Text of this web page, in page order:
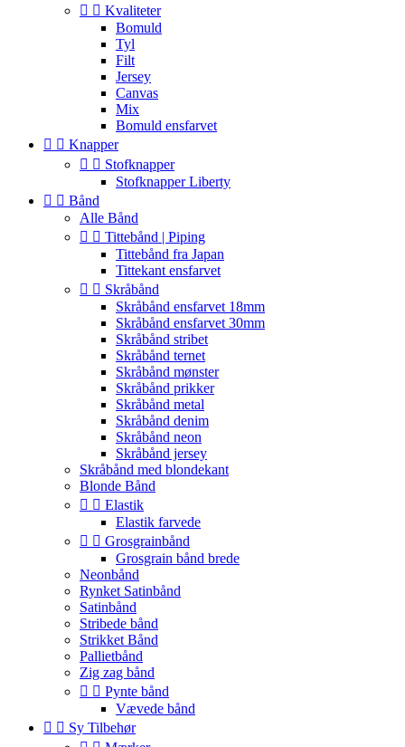
  Kvaliteter
Bomuld
Tyl
Filt
Jersey
Canvas
Mix
Bomuld ensfarvet
  Knapper
  Stofknapper
Stofknapper Liberty
  Bånd
Alle Bånd
  Tittebånd | Piping
Tittebånd fra Japan
Tittekant ensfarvet
  Skråbånd
Skråbånd ensfarvet 18mm
Skråbånd ensfarvet 30mm
Skråbånd stribet
Skråbånd ternet
Skråbånd mønster
Skråbånd prikker
Skråbånd metal
Skråbånd denim
Skråbånd neon
Skråbånd jersey
Skråbånd med blondekant
Blonde Bånd
  Elastik
Elastik farvede
  Grosgrainbånd
Grosgrain bånd brede
Neonbånd
Rynket Satinbånd
Satinbånd
Stribede bånd
Strikket Bånd
Pallietbånd
Zig zag bånd
  Pynte bånd
Vævede bånd
  Sy Tilbehør